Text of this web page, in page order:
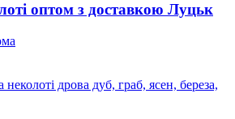
оптом з доставкою Луцьк
дрова дуб, граб, ясен, береза,